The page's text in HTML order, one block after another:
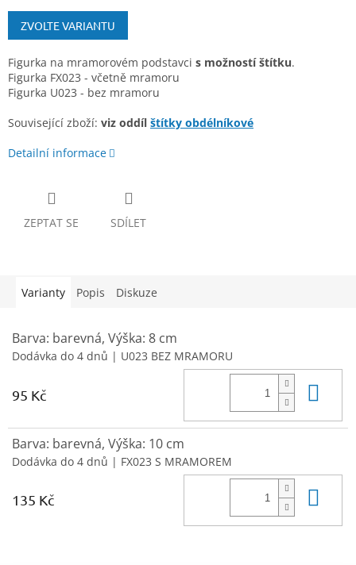
Měrná
cena:
ZVOLTE VARIANTU
Figurka na mramorovém podstavci s možností štítku.
Figurka FX023 - včetně mramoru
Figurka U023 - bez mramoru
Související zboží: viz oddíl štítky obdélníkové
Detailní informace
ZEPTAT SE SDÍLET
Varianty Popis Diskuze
Barva: barevná, Výška: 8 cm
Dodávka do 4 dnů | U023 BEZ MRAMORU
95 Kč
Barva: barevná, Výška: 10 cm
Dodávka do 4 dnů | FX023 S MRAMOREM
135 Kč